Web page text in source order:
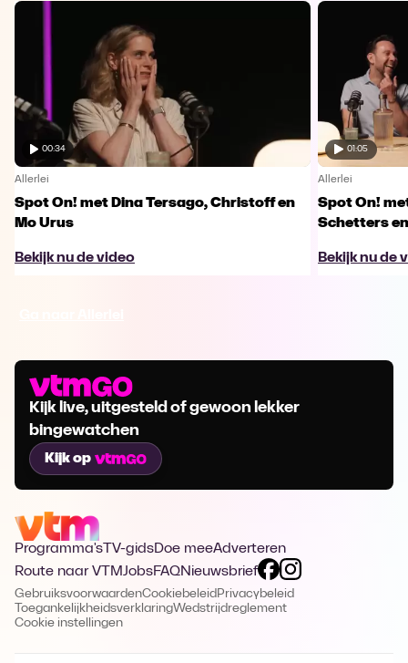
00:34
Allerlei
Spot On! met Dina Tersago, Christoff en
Mo Urus
Bekijk nu de video
01:05
Allerlei
Spot On!
Schetters
Bekijk nu de
Kijk live, uitgesteld of gewoon lekker
bingewatchen
Kijk op
Programma's TV-gidsDoe meeAdverteren
Route naar VTMJobsFAQNieuwsbrief
GebruiksvoorwaardenCookiebeleid Privacybeleid
ToegankelijkheidsverklaringWedstrijdreglement
Cookie instellingen